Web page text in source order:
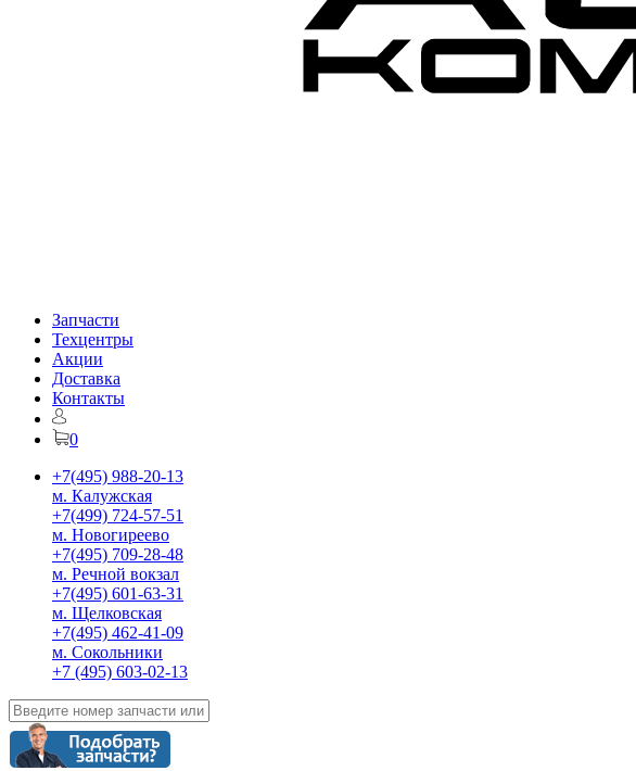
Запчасти
Техцентры
Акции
Доставка
Контакты
0
+7(495) 988-20-13
м. Калужская
+7(499) 724-57-51
м. Новогиреево
+7(495) 709-28-48
м. Речной вокзал
+7(495) 601-63-31
м. Щелковская
+7(495) 462-41-09
м. Сокольники
+7 (495) 603-02-13